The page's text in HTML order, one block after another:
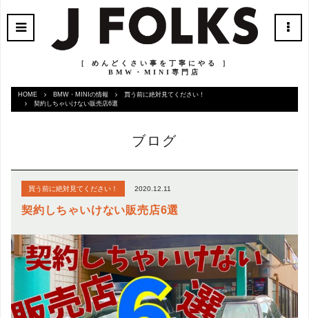
［ めんどくさい事を丁寧にやる ］
BMW・MINI専門店
HOME BMW・MINIの情報
買う前に絶対見てください！
契約しちゃいけない販売店6選
ブログ
買う前に絶対見てください！ 2020.12.11
契約しちゃいけない販売店6選